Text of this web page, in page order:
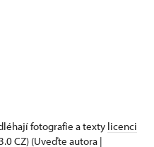
fotografie a texty licenci
CZ) (Uveďte autora |